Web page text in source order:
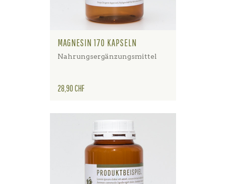
MAGNESIN 170 KAPSELN
Nahrungsergänzungsmittel
Preis
28,90 CHF